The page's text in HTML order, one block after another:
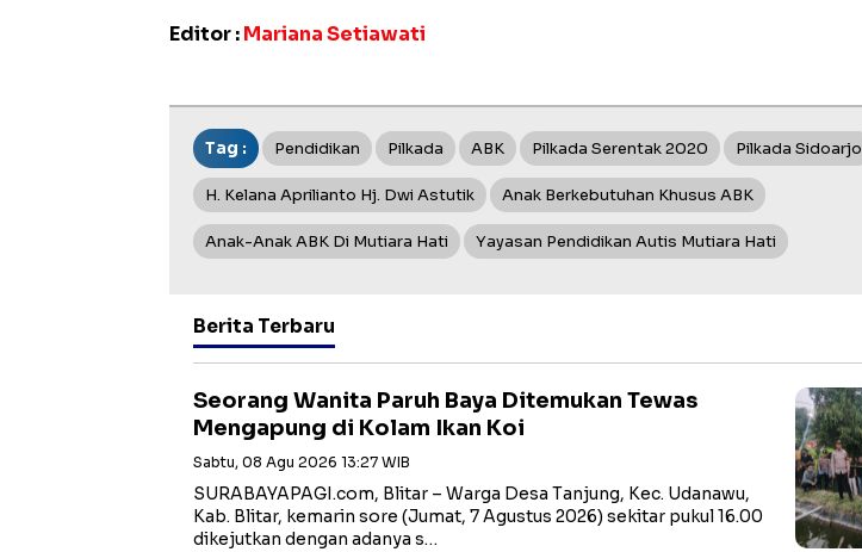
Editor :Mariana Setiawati
Tag : Pendidikan Pilkada ABK Pilkada Serentak 2020 Pilkada Sidoarjo
H. Kelana Aprilianto Hj. Dwi Astutik Anak Berkebutuhan Khusus ABK
Anak-Anak ABK Di Mutiara Hati Yayasan Pendidikan Autis Mutiara Hati
Berita Terbaru
Seorang Wanita Paruh Baya Ditemukan Tewas
Mengapung di Kolam Ikan Koi
Sabtu, 08 Agu 2026 13:27 WIB
SURABAYAPAGI.com, Blitar – Warga Desa Tanjung, Kec. Udanawu,
Kab. Blitar, kemarin sore (Jumat, 7 Agustus 2026) sekitar pukul 16.00
dikejutkan dengan adanya s…